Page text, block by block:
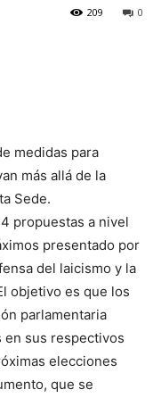
0
209
medidas para
más allá de la
Sede.
propuestas a nivel
presentado por
del laicismo y la
objetivo es que los
parlamentaria
en sus respectivos
elecciones
que se